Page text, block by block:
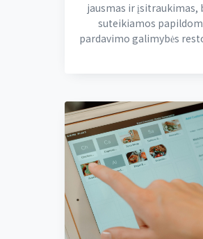
jausmas ir įsitraukimas,
suteikiamos
pardavimo galimybės